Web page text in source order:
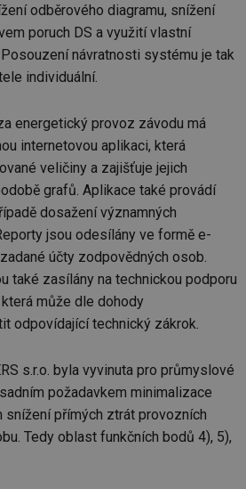
odběrového diagramu, snížení
poruch DS a využití vlastní
návratnosti systému je tak
individuální.
energetický provoz závodu má
internetovou aplikaci, která
veličiny a zajišťuje jejich
grafů. Aplikace také provádí
dosažení významných
jsou odesílány ve formě e-
účty zodpovědných osob.
také zasílány na technickou podporu
může dle dohody
odpovídající technický zákrok.
s.r.o. byla vyvinuta pro průmyslové
požadavkem minimalizace
snížení přímých ztrát provozních
Tedy oblast funkčních bodů 4), 5),